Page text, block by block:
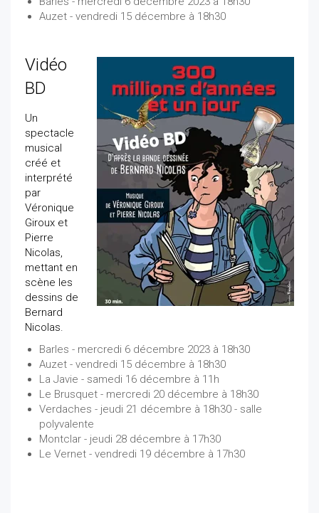
Auzet - vendredi 15 décembre à 18h30
Vidéo
BD
Un
spectacle
musical
créé et
interprété
par
Véronique
Giroux et
Pierre
Nicolas,
mettant en
scène les
dessins de
Bernard
Nicolas.
Barles - mercredi 6 décembre 2023 à 18h30
Auzet - vendredi 15 décembre à 18h30
La Javie - samedi 16 décembre à 11h
Le Brusquet - mercredi 20 décembre à 18h30
Verdaches - jeudi 21 décembre à 18h30 - salle
polyvalente
Montclar - jeudi 28 décembre à 17h30
Le Vernet - vendredi 19 décembre à 17h30